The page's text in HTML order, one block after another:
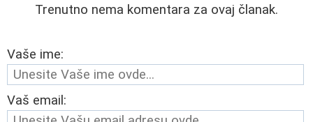
Trenutno nema komentara za ovaj članak.
Vaše ime:
Vaš email: